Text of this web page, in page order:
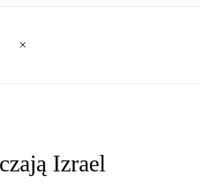
Izrael